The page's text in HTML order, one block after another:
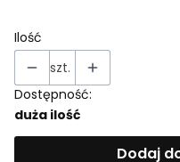
Ilość
szt.
Dostępność:
duża ilość
Dodaj